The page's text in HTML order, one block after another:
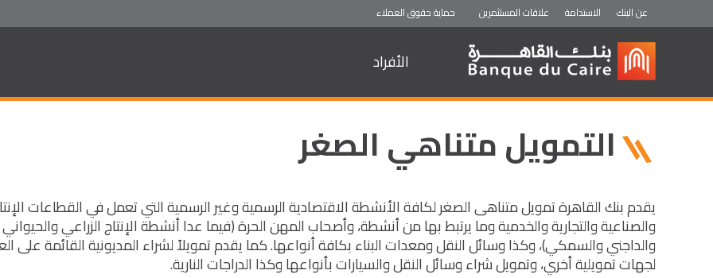
الأفراد
عن البنك الاستدامة علاقات المستثمرين حماية حقوق العملاء
التمويل متناهي الصغر
يقدم بنك القاهرة تمويل متناهى الصغر لكافة الأنشطة الاقتصادية الرسمية وغير الرسمية التي تعمل في القطاعات
والصناعية والتجارية والخدمية وما يرتبط بها من أنشطة، وأصحاب المهن الحرة (فيما عدا أنشطة الإنتاج الزراعي والحيواني
والداجني والسمكي)، وكذا وسائل النقل ومعدات البناء بكافة أنواعها. كما يقدم تمويلاً لشراء المديونية القائمة على
لجهات تمويلية أخري، وتمويل شراء وسائل النقل والسيارات بأنواعها وكذا الدراجات النارية.